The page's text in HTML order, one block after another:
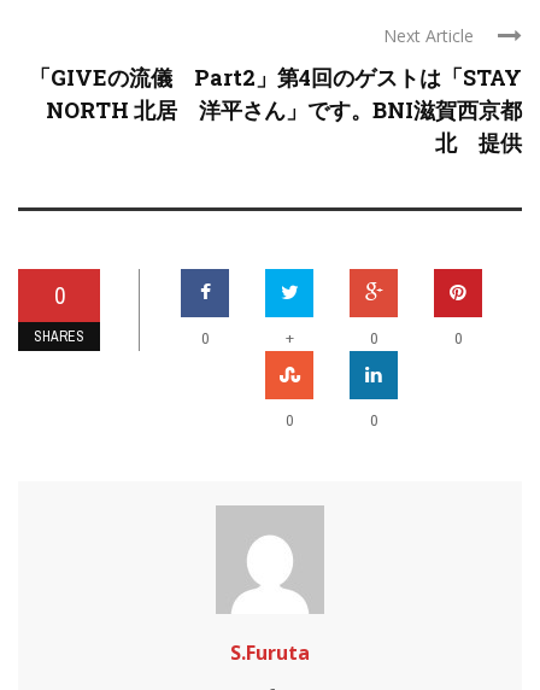
Next Article
「GIVEの流儀 Part2」第4回のゲストは「STAY
NORTH 北居 洋平さん」です。BNI滋賀西京都
北 提供
0
SHARES 0 + 0 0
0 0
S.Furuta